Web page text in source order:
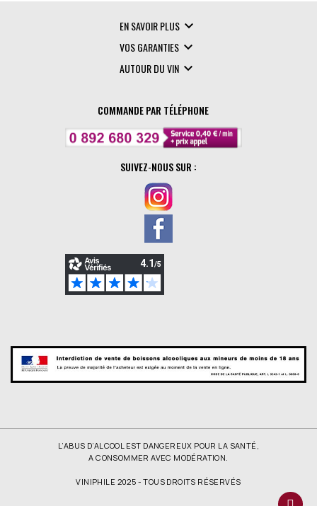
EN SAVOIR PLUS 
VOS GARANTIES 
AUTOUR DU VIN 
COMMANDE PAR TÉLÉPHONE
SUIVEZ-NOUS SUR :
L’ABUS D’ALCOOL EST DANGEREUX POUR LA SANTÉ,
A CONSOMMER AVEC MODÉRATION.
VINIPHILE 2025 - TOUS DROITS RÉSERVÉS